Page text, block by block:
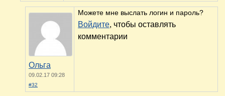
Ольга
09.02.17 09:28
#32
Можете мне выслать логин и пароль?
Войдите, чтобы оставлять
комментарии